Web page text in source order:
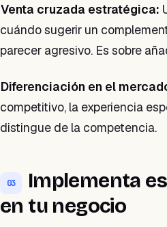
Venta cruzada estratégica:
cuándo sugerir un
parecer agresivo. Es sobre
Diferenciación en el
competitivo, la experiencia
distingue de la competencia.
03
Implementa
en tu negocio